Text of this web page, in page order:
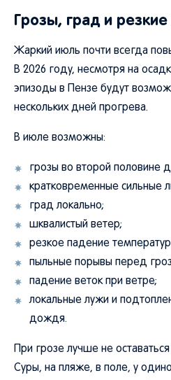
Грозы, град и
Жаркий июль почти всегда
В 2026 году, несмотря на
эпизоды в Пензе будут
нескольких дней прогрева.
В июле возможны:
грозы во второй половине
кратковременные сильные
град локально;
шквалистый ветер;
резкое падение
пыльные порывы перед
падение веток при ветре;
локальные лужи и
дождя.
При грозе лучше не
Суры, на пляже, в поле, у